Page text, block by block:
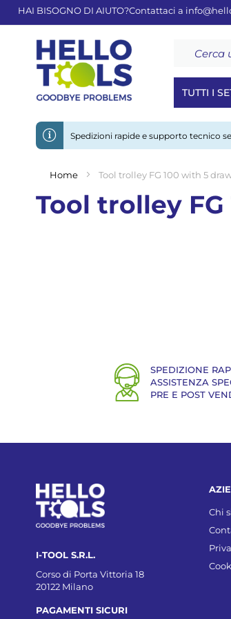
HAI BISOGNO DI AIUTO?Contattaci a
TUTTI I
Spedizioni rapide e supporto tecnico
Home Tool trolley FG 100 with 5
Tool trolley
SPEDIZIONE
ASSISTENZA
PRE E POST
I-TOOL S.R.L.
Corso di Porta Vittoria 18
20122 Milano
PAGAMENTI SICURI
Chi